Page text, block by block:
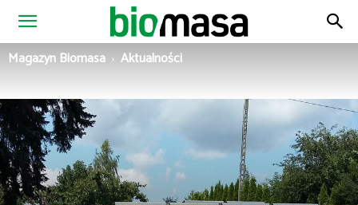
Magazyn
Magazyn Biomasa Aktualności